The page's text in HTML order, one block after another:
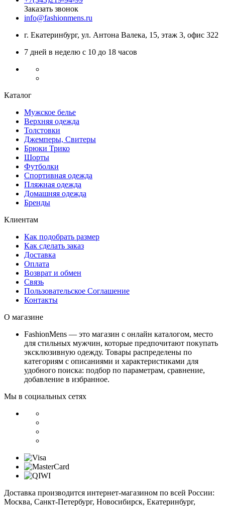
Заказать звонок
info@fashionmens.ru
г. Екатеринбург, ул. Антона Валека, 15, этаж 3, офис 322
7 дней в неделю с 10 до 18 часов
Каталог
Мужское белье
Верхняя одежда
Толстовки
Джемперы, Свитеры
Брюки Трико
Шорты
Футболки
Спортивная одежда
Пляжная одежда
Домашняя одежда
Бренды
Клиентам
Как подобрать размер
Как сделать заказ
Доставка
Оплата
Возврат и обмен
Связь
Пользовательское Соглашение
Контакты
О магазине
FashionMens — это магазин с онлайн каталогом, место
для стильных мужчин, которые предпочитают покупать
эксклюзивную одежду. Товары распределены по
категориям с описаниями и характеристиками для
удобного поиска: подбор по параметрам, сравнение,
добавление в избранное.
Мы в социальных сетях
Доставка производится интернет-магазином по всей России:
Москва, Санкт-Петербург, Новосибирск, Екатеринбург,